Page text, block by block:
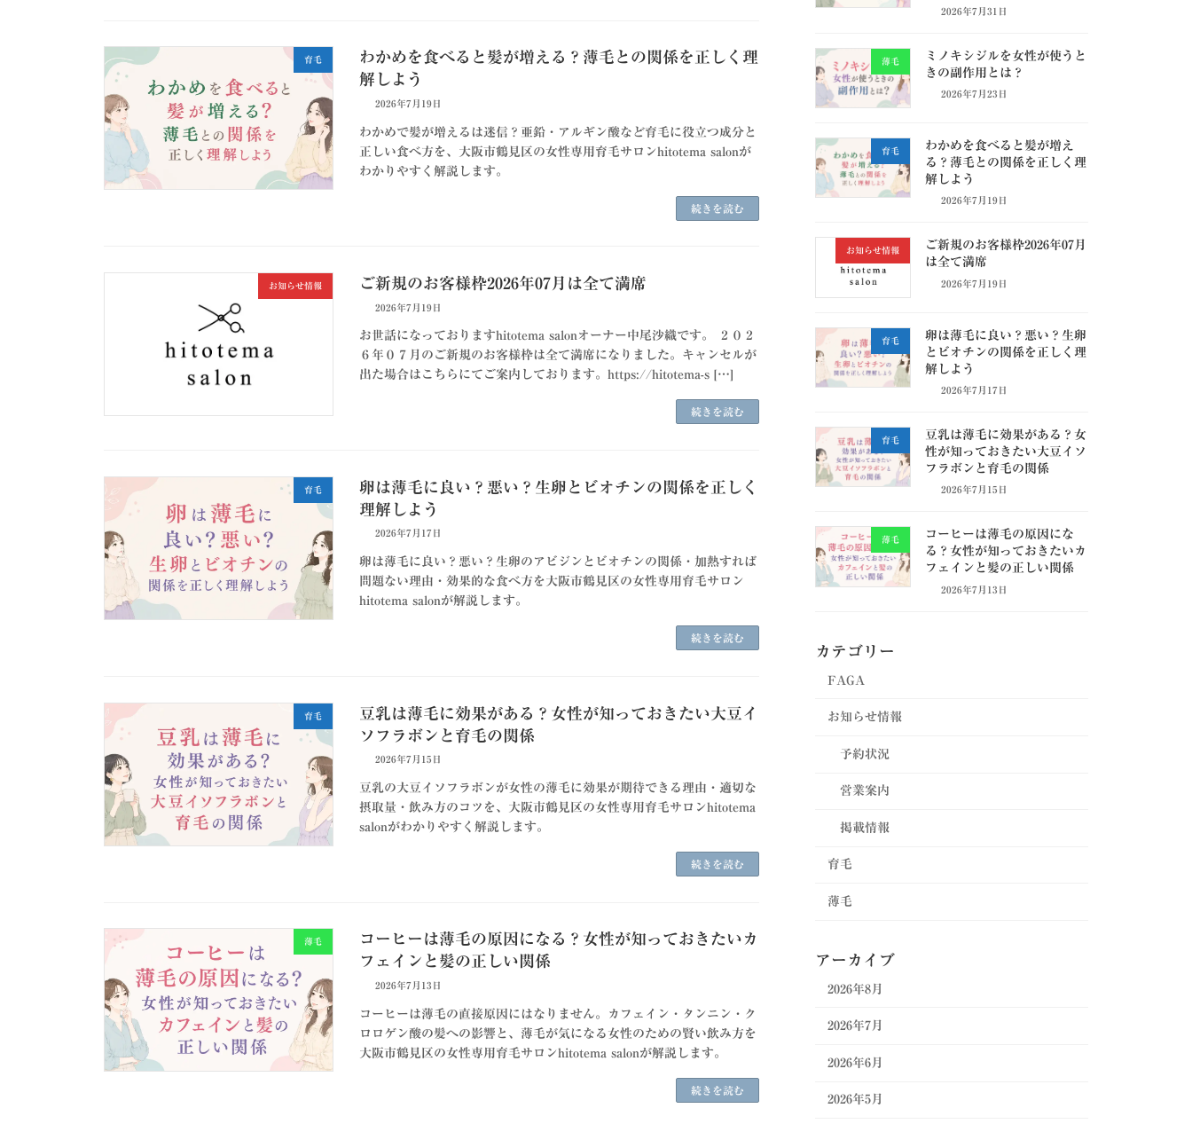
育毛
わかめを食べると髪が増える？薄毛との関係を正しく理
解しよう
2026年7月19日
わかめで髪が増えるは迷信？亜鉛・アルギン酸など育毛に役立つ成分と
正しい食べ方を、大阪市鶴見区の女性専用育毛サロンhitotema salonが
わかりやすく解説します。
続きを読む
お知らせ情報 ご新規のお客様枠2026年07月は全て満席
2026年7月19日
お世話になっておりますhitotema salonオーナー中尾沙織です。 ２０２
６年０７月のご新規のお客様枠は全て満席になりました。キャンセルが
出た場合はこちらにてご案内しております。https://hitotema-s […]
続きを読む
育毛
卵は薄毛に良い？悪い？生卵とビオチンの関係を正しく
理解しよう
2026年7月17日
卵は薄毛に良い？悪い？生卵のアビジンとビオチンの関係・加熱すれば
問題ない理由・効果的な食べ方を大阪市鶴見区の女性専用育毛サロン
hitotema salonが解説します。
続きを読む
育毛
豆乳は薄毛に効果がある？女性が知っておきたい大豆イ
ソフラボンと育毛の関係
2026年7月15日
豆乳の大豆イソフラボンが女性の薄毛に効果が期待できる理由・適切な
摂取量・飲み方のコツを、大阪市鶴見区の女性専用育毛サロンhitotema
salonがわかりやすく解説します。
続きを読む
薄毛
コーヒーは薄毛の原因になる？女性が知っておきたいカ
フェインと髪の正しい関係
2026年7月13日
コーヒーは薄毛の直接原因にはなりません。カフェイン・タンニン・ク
ロロゲン酸の髪への影響と、薄毛が気になる女性のための賢い飲み方を
大阪市鶴見区の女性専用育毛サロンhitotema salonが解説します。
続きを読む
2026年7月31日
薄毛
ミノキシジルを女性が使うと
きの副作用とは？
2026年7月23日
育毛
わかめを食べると髪が増え
る？薄毛との関係を正しく理
解しよう
2026年7月19日
お知らせ情報
ご新規のお客様枠2026年07月
は全て満席
2026年7月19日
育毛
卵は薄毛に良い？悪い？生卵
とビオチンの関係を正しく理
解しよう
2026年7月17日
育毛
豆乳は薄毛に効果がある？女
性が知っておきたい大豆イソ
フラボンと育毛の関係
2026年7月15日
薄毛
コーヒーは薄毛の原因にな
る？女性が知っておきたいカ
フェインと髪の正しい関係
2026年7月13日
カテゴリー
FAGA
お知らせ情報
予約状況
営業案内
掲載情報
育毛
薄毛
アーカイブ
2026年8月
2026年7月
2026年6月
2026年5月